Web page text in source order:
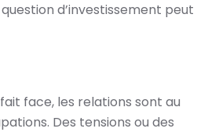
d’investissement peut
face, les relations sont au
Des tensions ou des